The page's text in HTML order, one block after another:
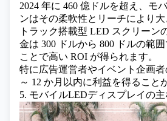
2024 年に 460 億ドルを超え、モ
ンはその柔軟性とリーチにより大
トラック搭載型 LED スクリーン
金は 300 ドルから 800 ドルの範
ことで高い ROI が得られます。
特に広告運営者やイベント企画
～ 12 か月以内に利益を得ること
5. モバイルLEDディスプレイの